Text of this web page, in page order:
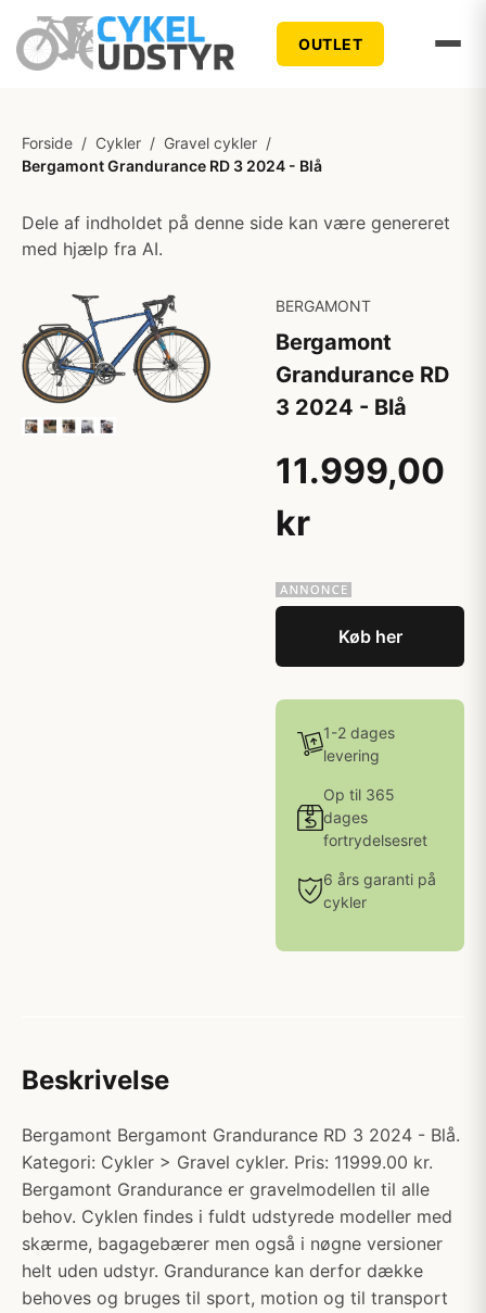
OUTLET
Forside / Cykler / Gravel cykler /
Bergamont Grandurance RD 3 2024 - Blå
Dele af indholdet på denne side kan være genereret
med hjælp fra AI.
BERGAMONT
Bergamont
Grandurance RD
3 2024 - Blå
11.999,00
kr
Køb her
1-2 dages
levering
Op til 365
dages
fortrydelsesret
6 års garanti på
cykler
Beskrivelse
Bergamont Bergamont Grandurance RD 3 2024 - Blå.
Kategori: Cykler > Gravel cykler. Pris: 11999.00 kr.
Bergamont Grandurance er gravelmodellen til alle
behov. Cyklen findes i fuldt udstyrede modeller med
skærme, bagagebærer men også i nøgne versioner
helt uden udstyr. Grandurance kan derfor dække
behoves og bruges til sport, motion og til transport